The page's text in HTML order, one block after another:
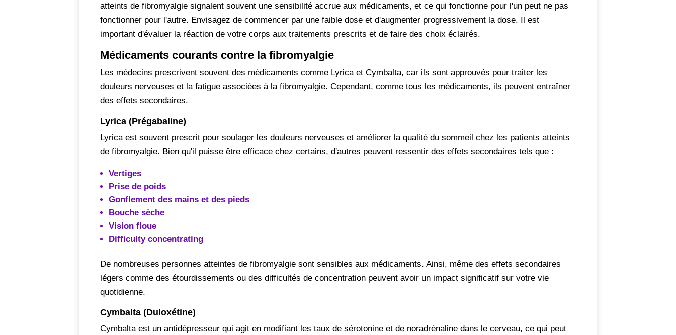
atteints de fibromyalgie signalent souvent une sensibilité accrue aux médicaments, et ce qui fonctionne pour l'un peut ne pas
fonctionner pour l'autre. Envisagez de commencer par une faible dose et d'augmenter progressivement la dose. Il est
important d'évaluer la réaction de votre corps aux traitements prescrits et de faire des choix éclairés.
Médicaments courants contre la fibromyalgie
Les médecins prescrivent souvent des médicaments comme Lyrica et Cymbalta, car ils sont approuvés pour traiter les
douleurs nerveuses et la fatigue associées à la fibromyalgie. Cependant, comme tous les médicaments, ils peuvent entraîner
des effets secondaires.
Lyrica (Prégabaline)
Lyrica est souvent prescrit pour soulager les douleurs nerveuses et améliorer la qualité du sommeil chez les patients atteints
de fibromyalgie. Bien qu'il puisse être efficace chez certains, d'autres peuvent ressentir des effets secondaires tels que :
Vertiges
Prise de poids
Gonflement des mains et des pieds
Bouche sèche
Vision floue
Difficulty concentrating
De nombreuses personnes atteintes de fibromyalgie sont sensibles aux médicaments. Ainsi, même des effets secondaires
légers comme des étourdissements ou des difficultés de concentration peuvent avoir un impact significatif sur votre vie
quotidienne.
Cymbalta (Duloxétine)
Cymbalta est un antidépresseur qui agit en modifiant les taux de sérotonine et de noradrénaline dans le cerveau, ce qui peut